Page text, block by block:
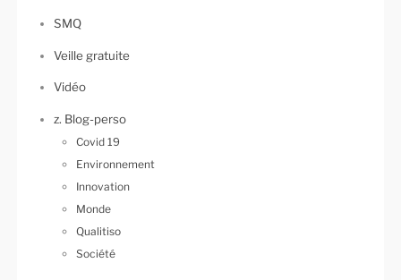
SMQ
Veille gratuite
Vidéo
z. Blog-perso
Covid 19
Environnement
Innovation
Monde
Qualitiso
Société